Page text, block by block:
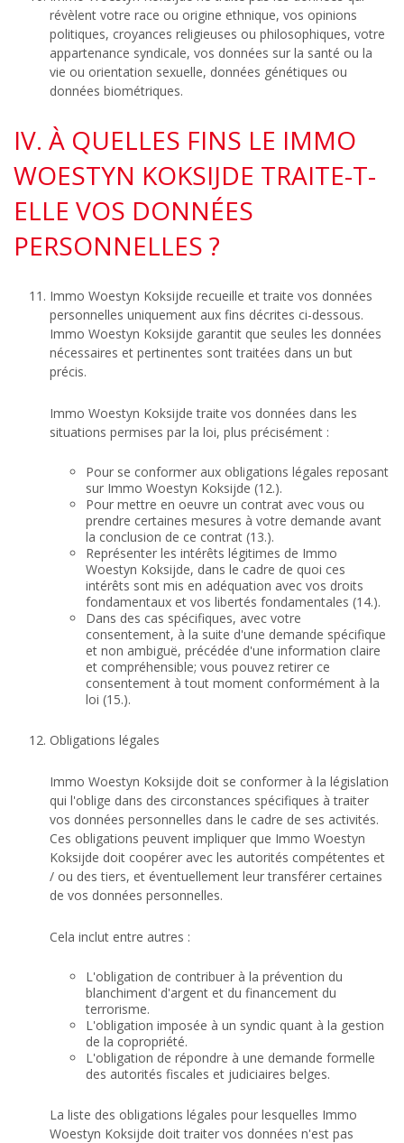
révèlent votre race ou origine ethnique, vos opinions
politiques, croyances religieuses ou philosophiques, votre
appartenance syndicale, vos données sur la santé ou la
vie ou orientation sexuelle, données génétiques ou
données biométriques.
IV. À QUELLES FINS LE IMMO
WOESTYN KOKSIJDE TRAITE-T-
ELLE VOS DONNÉES
PERSONNELLES ?
Immo Woestyn Koksijde recueille et traite vos données
personnelles uniquement aux fins décrites ci-dessous.
Immo Woestyn Koksijde garantit que seules les données
nécessaires et pertinentes sont traitées dans un but
précis.
Immo Woestyn Koksijde traite vos données dans les
situations permises par la loi, plus précisément :
Pour se conformer aux obligations légales reposant
sur Immo Woestyn Koksijde (12.).
Pour mettre en oeuvre un contrat avec vous ou
prendre certaines mesures à votre demande avant
la conclusion de ce contrat (13.).
Représenter les intérêts légitimes de Immo
Woestyn Koksijde, dans le cadre de quoi ces
intérêts sont mis en adéquation avec vos droits
fondamentaux et vos libertés fondamentales (14.).
Dans des cas spécifiques, avec votre
consentement, à la suite d'une demande spécifique
et non ambiguë, précédée d'une information claire
et compréhensible; vous pouvez retirer ce
consentement à tout moment conformément à la
loi (15.).
Obligations légales
Immo Woestyn Koksijde doit se conformer à la législation
qui l'oblige dans des circonstances spécifiques à traiter
vos données personnelles dans le cadre de ses activités.
Ces obligations peuvent impliquer que Immo Woestyn
Koksijde doit coopérer avec les autorités compétentes et
/ ou des tiers, et éventuellement leur transférer certaines
de vos données personnelles.
Cela inclut entre autres :
L'obligation de contribuer à la prévention du
blanchiment d'argent et du financement du
terrorisme.
L'obligation imposée à un syndic quant à la gestion
de la copropriété.
L'obligation de répondre à une demande formelle
des autorités fiscales et judiciaires belges.
La liste des obligations légales pour lesquelles Immo
Woestyn Koksijde doit traiter vos données n'est pas